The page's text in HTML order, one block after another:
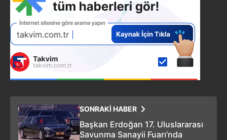
SONRAKİ HABER
Başkan Erdoğan 17. Uluslararası
Savunma Sanayii Fuarı’nda